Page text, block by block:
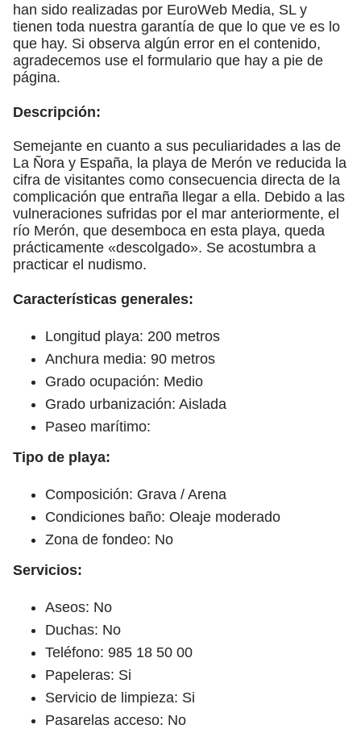
han sido realizadas por EuroWeb Media, SL y
tienen toda nuestra garantía de que lo que ve es lo
que hay. Si observa algún error en el contenido,
agradecemos use el formulario que hay a pie de
página.
Descripción:
Semejante en cuanto a sus peculiaridades a las de
La Ñora y España, la playa de Merón ve reducida la
cifra de visitantes como consecuencia directa de la
complicación que entraña llegar a ella. Debido a las
vulneraciones sufridas por el mar anteriormente, el
río Merón, que desemboca en esta playa, queda
prácticamente «descolgado». Se acostumbra a
practicar el nudismo.
Características generales:
Longitud playa: 200 metros
Anchura media: 90 metros
Grado ocupación: Medio
Grado urbanización: Aislada
Paseo marítimo:
Tipo de playa:
Composición: Grava / Arena
Condiciones baño: Oleaje moderado
Zona de fondeo: No
Servicios:
Aseos: No
Duchas: No
Teléfono: 985 18 50 00
Papeleras: Si
Servicio de limpieza: Si
Pasarelas acceso: No